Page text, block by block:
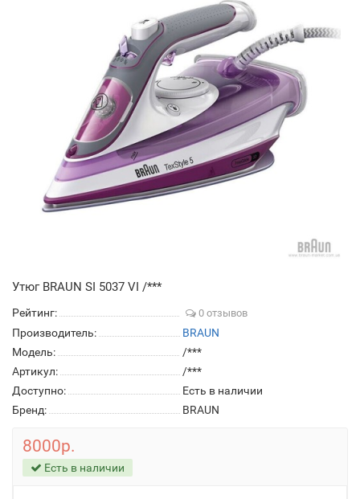
Утюг BRAUN SI 5037 VI /***
Рейтинг: 0 отзывов
Производитель:
BRAUN
Модель:
/***
Артикул:
/***
Доступно:
Есть в наличии
Бренд:
BRAUN
8000р.
Есть в наличии